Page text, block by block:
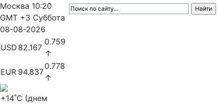
Москва 10:20
GMT +3 Суббота
08-08-2026
USD 82.167
0.759
↑
EUR 94.837
0.778
↑
+14˚C (днем